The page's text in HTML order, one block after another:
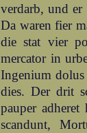
verdarb, und er
Da waren fier
die stat vier
mercator in
Ingenium dolus
dies. Der drit
pauper
scandunt,